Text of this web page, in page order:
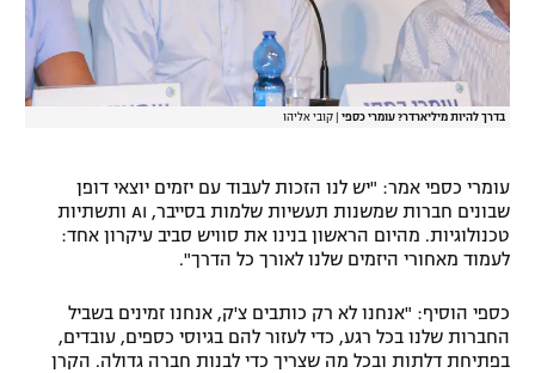
תגיות
המגזין
בדרך להיות מיליארדר? עומרי כספי קובי אליהו
עומרי כספי אמר: "יש לנו הזכות לעבוד עם יזמים יוצאי דופן
שבונים חברות שמשנות תעשיות שלמות בסייבר, AI ותשתיות
טכנולוגיות. מהיום הראשון בנינו את סוויש סביב עיקרון אחד:
לעמוד מאחורי היזמים שלנו לאורך כל הדרך".
כספי הוסיף: "אנחנו לא רק כותבים צ'ק, אנחנו זמינים בשביל
החברות שלנו בכל רגע, כדי לעזור להם בגיוסי כספים, עובדים,
בפתיחת דלתות ובכל מה שצריך כדי לבנות חברה גדולה. הקרן